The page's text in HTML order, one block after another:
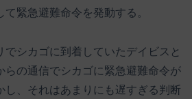
緊急避難命令を発動する。
でシカゴに到着していたデイビスと
らの通信でシカゴに緊急避難命令が
し、それはあまりにも遅すぎる判断